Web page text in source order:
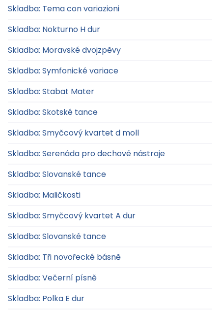
Skladba: Tema con variazioni
Skladba: Nokturno H dur
Skladba: Moravské dvojzpěvy
Skladba: Symfonické variace
Skladba: Stabat Mater
Skladba: Skotské tance
Skladba: Smyčcový kvartet d moll
Skladba: Serenáda pro dechové nástroje
Skladba: Slovanské tance
Skladba: Maličkosti
Skladba: Smyčcový kvartet A dur
Skladba: Slovanské tance
Skladba: Tři novořecké básně
Skladba: Večerní písně
Skladba: Polka E dur